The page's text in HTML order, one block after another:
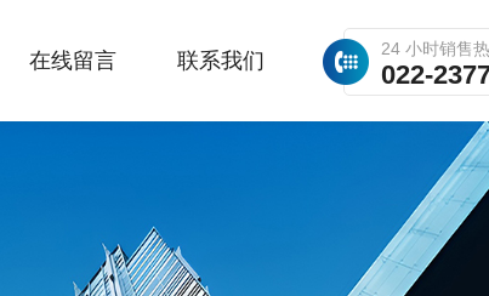
24 小时销售
022-
在线留言 联系我们